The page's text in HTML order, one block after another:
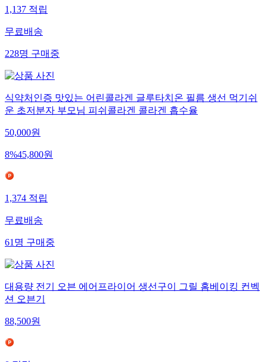
1,137 적립
무료배송
228명 구매중
식약처인증 맛있는 어린콜라겐 글루타치온 필름 생선 먹기쉬
운 초저분자 부모님 피쉬콜라겐 콜라겐 흡수율
50,000원
8%45,800원
1,374 적립
무료배송
61 명 구매중
대용량 전기 오븐 에어프라이어 생선구이 그릴 홈베이킹 컨벡
션 오븐기
88,500원